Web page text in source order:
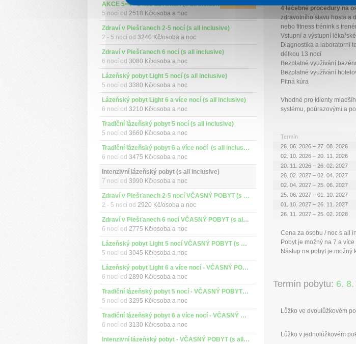
AKCE 5=4 - 1 noc ZDARMA (s all inclusive)
5 nocí od 2518 Kč/osoba a noc
Zdraví v Piešťanech 2-5 nocí (s all inclusive)
2 - 5 nocí od 3240 Kč/osoba a noc
Zdraví v Piešťanech 6 nocí (s all inclusive)
6 nocí od 3080 Kč/osoba a noc
Lázeňský pobyt Light 5 nocí (s all inclusive)
5 nocí od 3380 Kč/osoba a noc
Lázeňský pobyt Light 6 a více nocí (s all inclusive)
6 nocí od 3210 Kč/osoba a noc
Tradiční lázeňský pobyt 5 nocí (s all inclusive)
5 nocí od 3660 Kč/osoba a noc
Tradiční lázeňský pobyt 6 a více nocí  (s all inclusive)
6 nocí od 3475 Kč/osoba a noc
Intenzivní lázeňský pobyt (s all inclusive)
7 nocí od 3990 Kč/osoba a noc
Zdraví v Piešťanech 2-5 nocí VČASNÝ POBYT (s all inclusive)
2 - 5 nocí od 2920 Kč/osoba a noc
Zdraví v Piešťanech 6 nocí VČASNÝ POBYT (s all inclusive)
6 nocí od 2775 Kč/osoba a noc
Lázeňský pobyt Light 5 nocí VČASNÝ POBYT (s all inclusive)
5 nocí od 3045 Kč/osoba a noc
Lázeňský pobyt Light 6 a více nocí - VČASNÝ POBYT (s all inclusive)
6 nocí od 2890 Kč/osoba a noc
Tradiční lázeňský pobyt 5 nocí - VČASNÝ POBYT (s all inclusive)
5 nocí od 3295 Kč/osoba a noc
Tradiční lázeňský pobyt 6 a více nocí - VČASNÝ POBYT (s all inclusive)
6 nocí od 3130 Kč/osoba a noc
Intenzivní lázeňský pobyt - VČASNÝ POBYT (s all inclusive)
4 léčebné procedury na
zdravotního stavu hosta a
nebo fitness trénink s
Vstupní a výstupní
Diagnostika a laboratorní
délkou 13 nocí
Bezplatné využívání
Bezplatné využívání
Pitná kúra
Vhodné pro klienty
systému, poúrazovými a
Termín
26. 06. 2026 – 27. 08. 2026
02. 10. 2026 – 20. 11. 2026
20. 11. 2026 – 26. 02. 2027
26. 02. 2027 – 02. 04. 2027
02. 04. 2027 – 25. 06. 2027
25. 06. 2027 – 01. 10. 2027
01. 10. 2027 – 26. 11. 2027
26. 11. 2027 – 25. 02. 2028
Cena za osobu / noc s all
Pobyt je možný na 7 a více
Nástup na pobyt je možný
Termín pobytu: 6. 8.
Lůžko ve dvoulůžkovém
Lůžko v jednolůžkovém